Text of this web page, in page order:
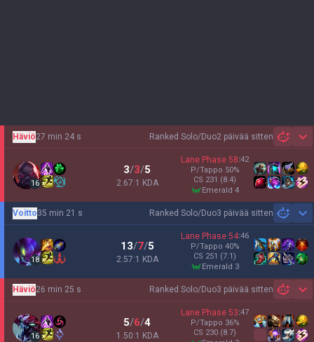
Ranked Solo/Duo2 päivää sitten
Häviö27 min 24 s
16
3/3/5
2.67:1 KDA
Lane Phase 58:42
P/Tappo 50%
CS 231 (8.4)
emerald 4
Ranked Solo/Duo3 päivää sitten
Voitto35 min 21 s
18
13/7/5
2.57:1 KDA
Lane Phase 54:46
P/Tappo 40%
CS 251 (7.1)
emerald 3
Ranked Solo/Duo3 päivää sitten
Häviö26 min 25 s
16
5/6/4
1.50:1 KDA
Lane Phase 53:47
P/Tappo 36%
CS 230 (8.7)